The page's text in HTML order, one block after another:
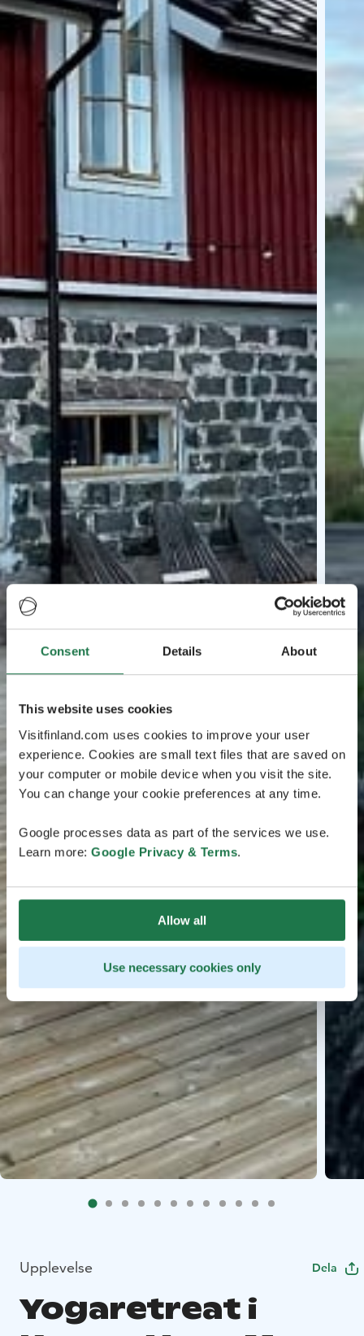
Consent Details About
This website uses cookies
Visitfinland.com uses cookies to improve your user
experience. Cookies are small text files that are saved on
your computer or mobile device when you visit the site.
You can change your cookie preferences at any time.
Google processes data as part of the services we use.
Learn more: Google Privacy & Terms.
Allow all
Use necessary cookies only
Upplevelse Dela
Yogaretreat i